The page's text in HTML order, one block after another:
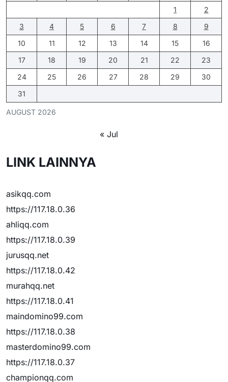
AUGUST 2026
1
2
3
4 5 6 7 8
9
10
11 12 13 14 15
16
17
18 19 20 21 22
23
24
25 26 27 28 29
30
31
« Jul
LINK LAINNYA
asikqq.com
https://117.18.0.36
ahliqq.com
https://117.18.0.39
jurusqq.net
https://117.18.0.42
murahqq.net
https://117.18.0.41
maindomino99.com
https://117.18.0.38
masterdomino99.com
https://117.18.0.37
championqq.com